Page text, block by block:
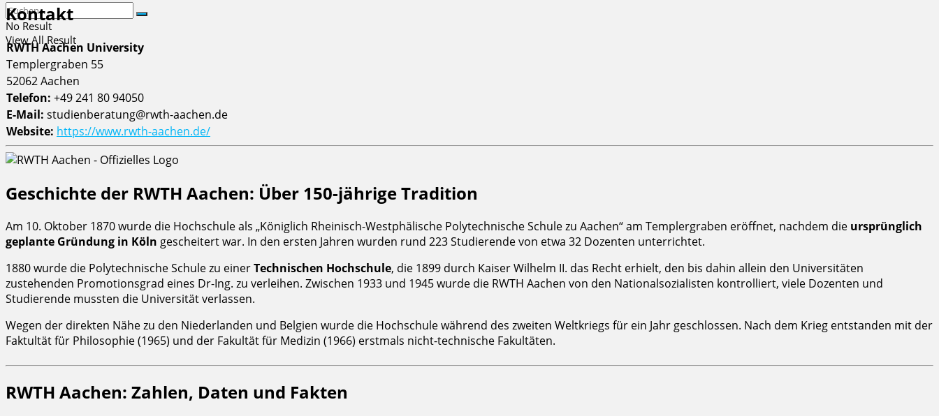
No Result
View All Result
Kontakt
RWTH Aachen University
Templergraben 55
52062 Aachen
Telefon: +49 241 80 94050
E-Mail: studienberatung@rwth-aachen.de
Website: https://www.rwth-aachen.de/
Geschichte der RWTH Aachen: Über 150-jährige Tradition
Am 10. Oktober 1870 wurde die Hochschule als „Königlich Rheinisch-Westphälische Polytechnische Schule zu Aachen“ am Templergraben eröffnet, nachdem die ursprünglich
geplante Gründung in Köln gescheitert war. In den ersten Jahren wurden rund 223 Studierende von etwa 32 Dozenten unterrichtet.
1880 wurde die Polytechnische Schule zu einerTechnischen Hochschule, die 1899 durch Kaiser Wilhelm II. das Recht erhielt, den bis dahin allein den Universitäten
zustehenden Promotionsgrad eines Dr-Ing. zu verleihen. Zwischen 1933 und 1945 wurde die RWTH Aachen von den Nationalsozialisten kontrolliert, viele Dozenten und
Studierende mussten die Universität verlassen.
Wegen der direkten Nähe zu den Niederlanden und Belgien wurde die Hochschule während des zweiten Weltkriegs für ein Jahr geschlossen. Nach dem Krieg entstanden mit der
Faktultät für Philosophie (1965) und der Fakultät für Medizin (1966) erstmals nicht-technische Fakultäten.
RWTH Aachen: Zahlen, Daten und Fakten